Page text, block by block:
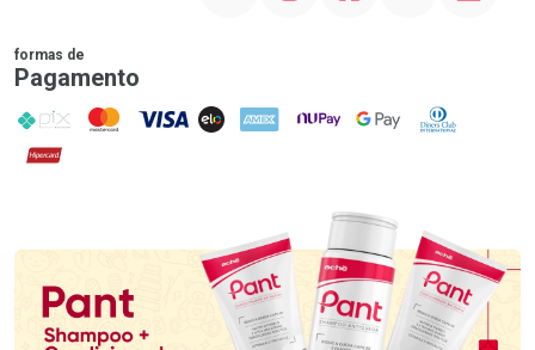
formas de
Pagamento
PIX MasterCard
VISA ELO AMEX NuPay Google PayDiners Club
Hipercard
Promoção em Destaque